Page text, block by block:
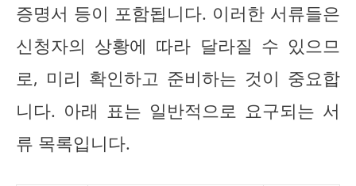
증명서 등이 포함됩니다. 이러한 서류들은
신청자의 상황에 따라 달라질 수 있으므
로, 미리 확인하고 준비하는 것이 중요합
니다. 아래 표는 일반적으로 요구되는 서
류 목록입니다.